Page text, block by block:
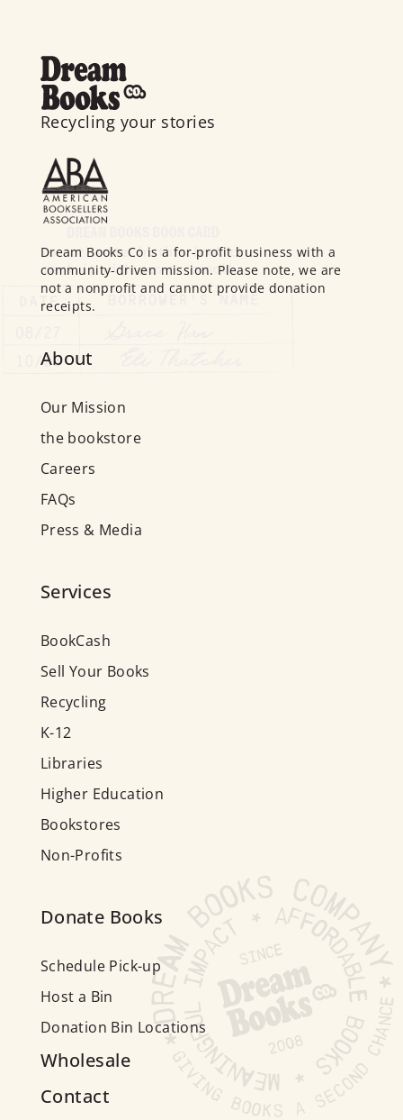
Recycling your stories
Dream Books Co is a for-profit business with a
community-driven mission. Please note, we are
not a nonprofit and cannot provide donation
receipts.
About
Our Mission
the bookstore
Careers
FAQs
Press & Media
Services
BookCash
Sell Your Books
Recycling
K-12
Libraries
Higher Education
Bookstores
Non-Profits
Donate Books
Schedule Pick-up
Host a Bin
Donation Bin Locations
Wholesale
Contact